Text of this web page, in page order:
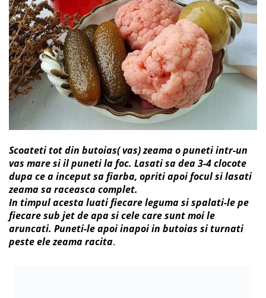
Scoateti tot din butoias( vas) zeama o puneti intr-un
vas mare si il puneti la foc. Lasati sa dea 3-4 clocote
dupa ce a inceput sa fiarba, opriti apoi focul si lasati
zeama sa raceasca complet.
In timpul acesta luati fiecare leguma si spalati-le pe
fiecare sub jet de apa si cele care sunt moi le
aruncati. Puneti-le apoi inapoi in butoias si turnati
peste ele zeama racita.